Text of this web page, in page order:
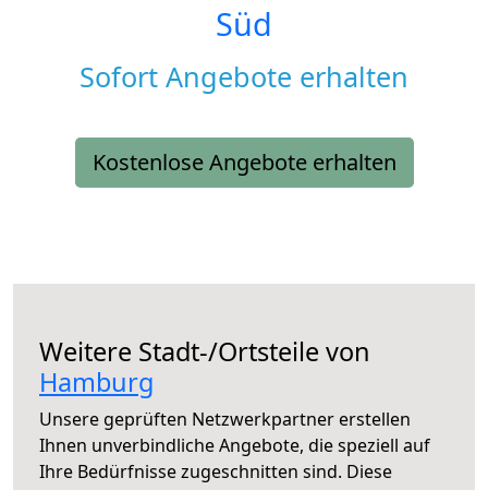
Süd
Sofort Angebote erhalten
Kostenlose Angebote erhalten
Weitere Stadt-/Ortsteile von
Hamburg
Unsere geprüften Netzwerkpartner erstellen
Ihnen unverbindliche Angebote, die speziell auf
Ihre Bedürfnisse zugeschnitten sind. Diese